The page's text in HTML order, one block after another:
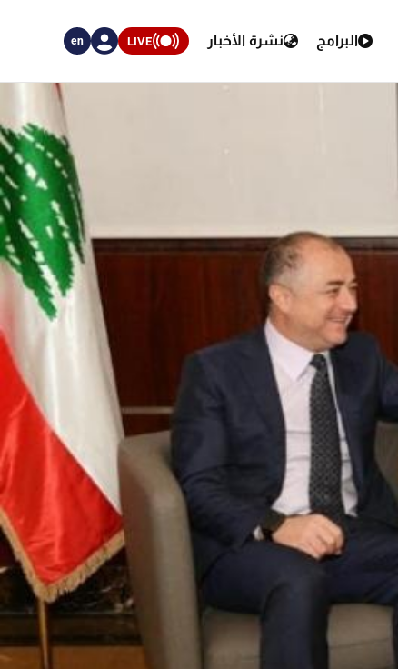
البرامج نشرة الأخبار LIVE
en